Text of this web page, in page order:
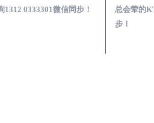
0333301微信同步！
总会荤的
步！